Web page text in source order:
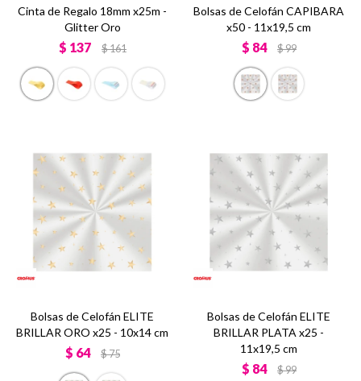
Cinta de Regalo 18mm x25m -
Glitter Oro
$ 137 $161
Bolsas de Celofán CAPIBARA
x50 - 11x19,5 cm
$ 84 $99
Bolsas de Celofán ELITE
BRILLAR ORO x25 - 10x14 cm
$ 64 $75
Bolsas de Celofán ELITE
BRILLAR PLATA x25 -
11x19,5 cm
$ 84 $99